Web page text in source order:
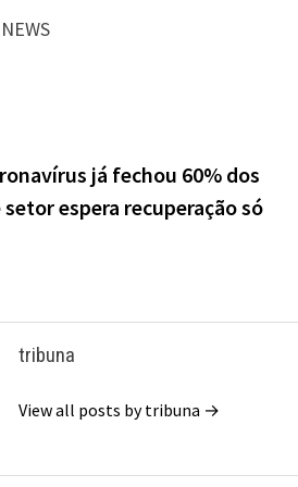
já fechou 60% dos
espera recuperação só
tribuna
View all posts by tribuna →